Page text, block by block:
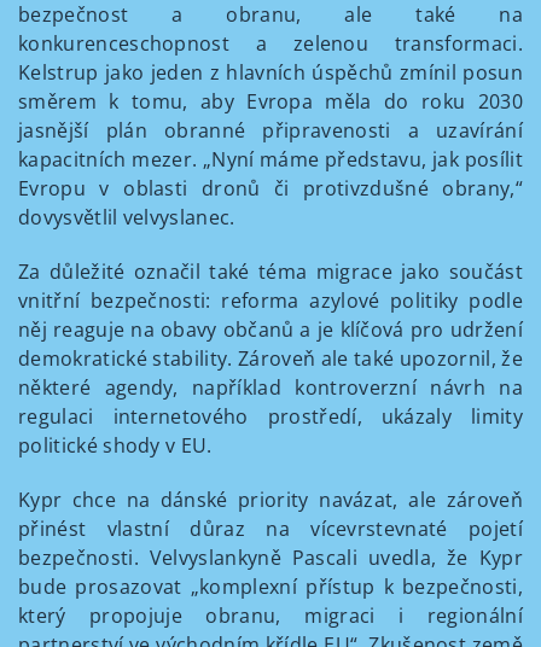
bezpečnost a obranu, ale také na
konkurenceschopnost a zelenou transformaci.
Kelstrup jako jeden z hlavních úspěchů zmínil posun
směrem k tomu, aby Evropa měla do roku 2030
jasnější plán obranné připravenosti a uzavírání
kapacitních mezer. „Nyní máme představu, jak posílit
Evropu v oblasti dronů či protivzdušné obrany,“
dovysvětlil velvyslanec.
Za důležité označil také téma migrace jako součást
vnitřní bezpečnosti: reforma azylové politiky podle
něj reaguje na obavy občanů a je klíčová pro udržení
demokratické stability. Zároveň ale také upozornil, že
některé agendy, například kontroverzní návrh na
regulaci internetového prostředí, ukázaly limity
politické shody v EU.
Kypr chce na dánské priority navázat, ale zároveň
přinést vlastní důraz na vícevrstevnaté pojetí
bezpečnosti. Velvyslankyně Pascali uvedla, že Kypr
bude prosazovat „komplexní přístup k bezpečnosti,
který propojuje obranu, migraci i regionální